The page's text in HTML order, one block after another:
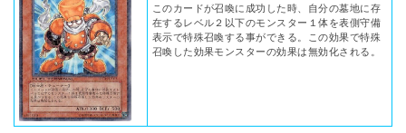
このカードが召喚に成功した時、自分の墓地に存
在するレベル２以下のモンスター１体を表側守備
表示で特殊召喚する事ができる。この効果で特殊
召喚した効果モンスターの効果は無効化される。